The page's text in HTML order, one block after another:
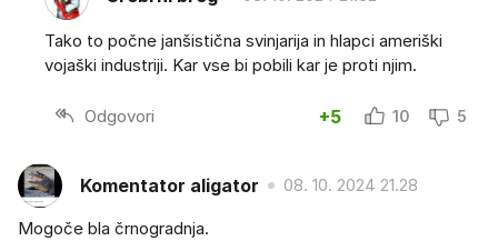
Tako to počne janšistična svinjarija in hlapci ameriški
vojaški industriji. Kar vse bi pobili kar je proti njim.
Odgovori +5 10 5
Komentator aligator 08. 10. 2024 21.28
Mogoče bla črnogradnja.